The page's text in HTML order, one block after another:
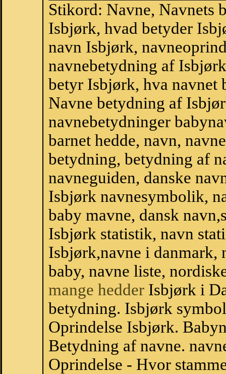
Stikord: Navne, Navnets
Isbjørk, hvad betyder
navn Isbjørk,
navnebetydning af
betyr Isbjørk, hva navnet
Navne betydning af
navnebetydninger
barnet hedde, navn,
betydning, betydning af
navneguiden, danske
Isbjørk navnesymbolik,
baby mavne, dansk
Isbjørk statistik, navn
Isbjørk,navne i danmark,
baby, navne liste,
mange hedder Isbjørk i
betydning. Isbjørk
Oprindelse Isbjørk.
Betydning af navne.
Oprindelse - Hvor